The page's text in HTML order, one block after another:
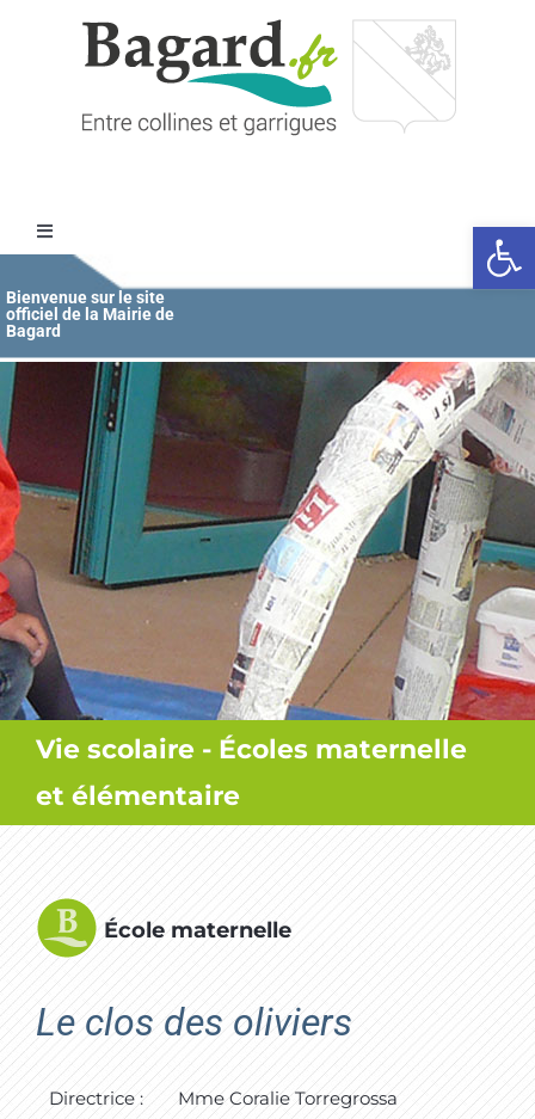
Ouvrir
Toggle
Navigation
Accueil
ÉDUCATION / JEUNESSE
VIE COMMUNALE
MES SORTIES / MES LOISIRS
Bienvenue sur le site
officiel de la Mairie de
Bagard
Vie scolaire - Écoles maternelle
et élémentaire
École maternelle
Le clos des oliviers
Directrice :
Mme Coralie Torregrossa